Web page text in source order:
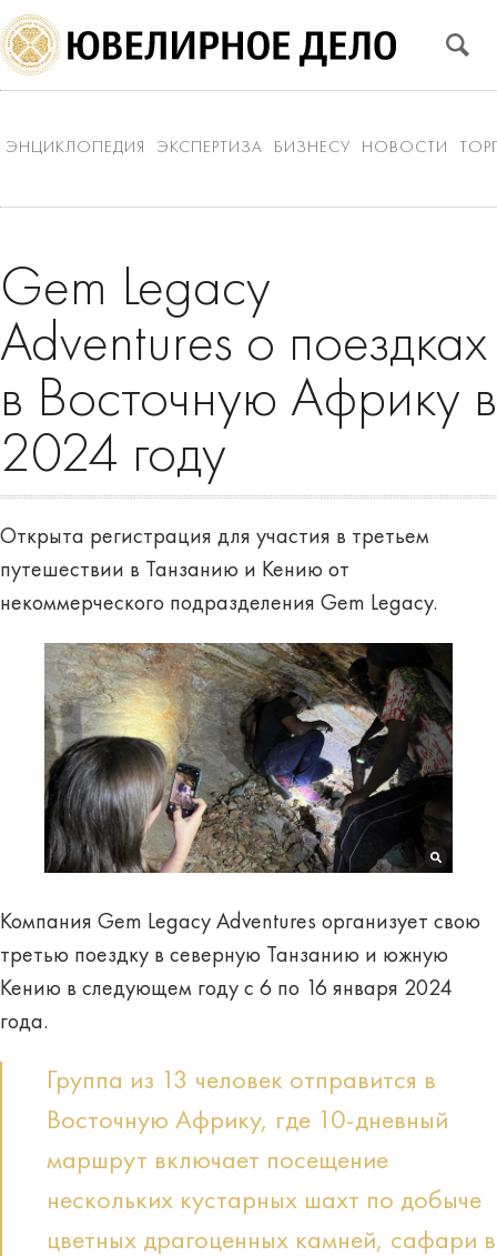
ЭНЦИКЛОПЕДИЯ ЭКСПЕРТИЗА БИЗНЕСУ НОВОСТИ
Gem Legacy
Adventures о поездках
в Восточную Африку в
2024 году
Открыта регистрация для участия в третьем
путешествии в Танзанию и Кению от
некоммерческого подразделения Gem Legacy.
Компания Gem Legacy Adventures организует свою
третью поездку в северную Танзанию и южную
Кению в следующем году с 6 по 16 января 2024
года.
Группа из 13 человек отправится в
Восточную Африку, где 10-дневный
маршрут включает посещение
нескольких кустарных шахт по добыче
цветных драгоценных камней, сафари в